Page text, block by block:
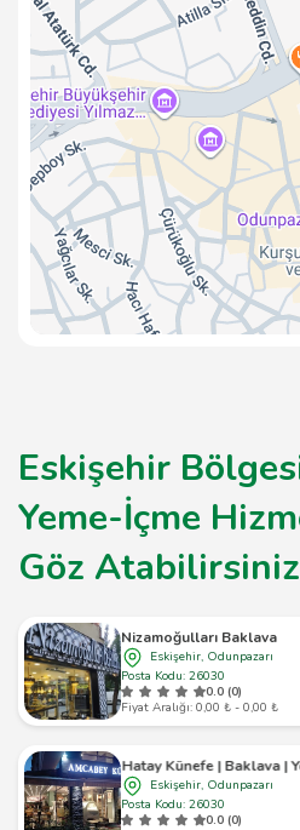
Eskişehir
Yeme-İçme
Göz Atabilirsiniz
Nizamoğulları Baklava
Eskişehir, Odunpazarı
Posta Kodu: 26030
0.0 (0)
Fiyat Aralığı: 0,00 ₺ - 0,00 ₺
Amcabey Hatay Künefe | Baklava |
Eskişehir, Odunpazarı
Posta Kodu: 26030
0.0 (0)